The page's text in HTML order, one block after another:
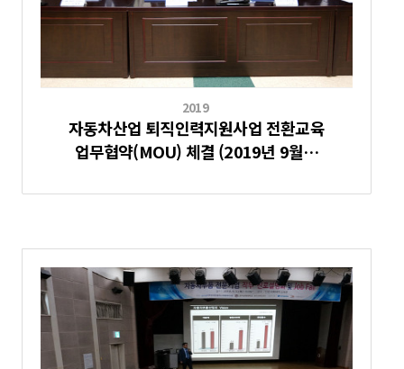
2019
자동차산업 퇴직인력지원사업 전환교육
업무협약(MOU) 체결 (2019년 9월…